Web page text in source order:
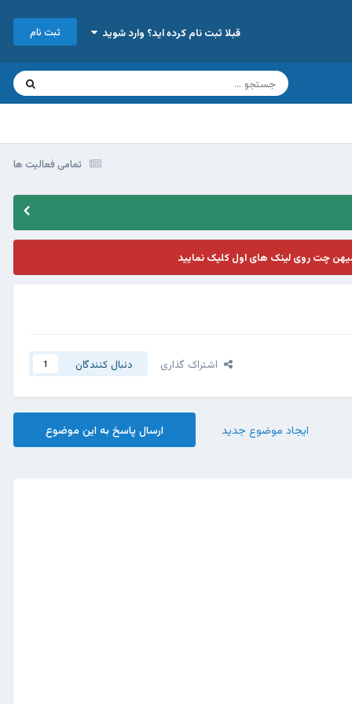
قبلا ثبت نام کرده اید؟ وارد شوید ثبت نام
تمامی فعالیت ها
چت روی لینک های اول کلیک نمایید
اشتراک گذاری دنبال کنندگان 1
ارسال پاسخ به این موضوع ایجاد موضوع جدید